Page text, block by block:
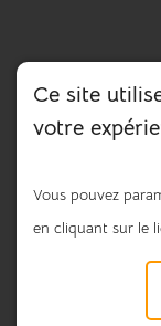
Ce site
votre
Vous pouvez
en cliquant sur le